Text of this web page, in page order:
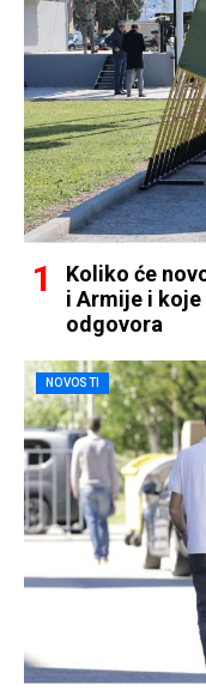
Koliko će
i Armije i koje
odgovora
NOVOSTI